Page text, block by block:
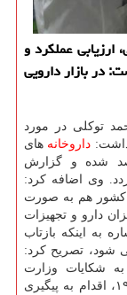
ارزیابی عملكرد و
در بازار دارویی
توكلی در مورد
داروخانه های
شده و گزارش
وی اضافه كرد:
كشور هم به صورت
دارو و تجهیزات
به اینكه بازتاب
۱۹۰ هم پیگیری می شود، تصریح كرد:
به شكایات وزارت
، برپایه تماس ها و شكایات مردم در ۱۹۰، اقدام به پیگیری